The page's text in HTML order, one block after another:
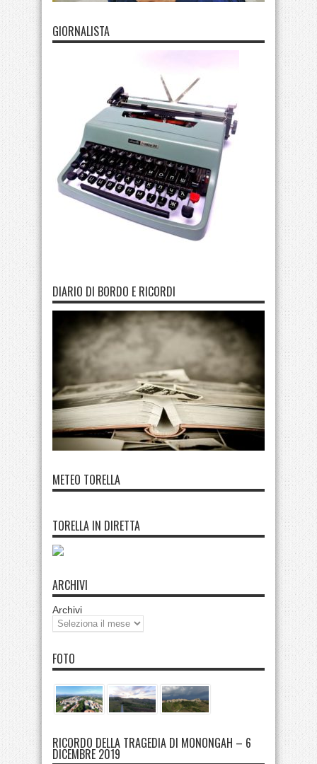
GIORNALISTA
DIARIO DI BORDO E RICORDI
METEO TORELLA
TORELLA IN DIRETTA
ARCHIVI
Archivi
FOTO
RICORDO DELLA TRAGEDIA DI MONONGAH – 6
DICEMBRE 2019